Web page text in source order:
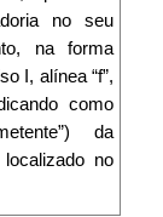
no seu
na forma
I, alínea “f”,
como
da
no